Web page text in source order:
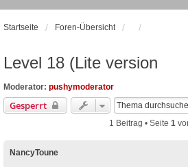
Startseite Foren-Übersicht
Level 18 (Lite version
Moderator: pushymoderator
Gesperrt
1 Beitrag • Seite 1
NancyToune